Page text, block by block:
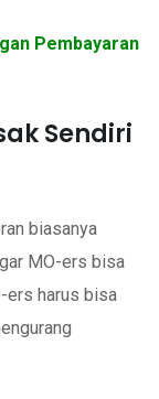
Pembayaran
Sendiri
biasanya
MO-ers bisa
ers harus bisa